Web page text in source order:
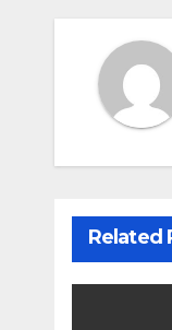
Related